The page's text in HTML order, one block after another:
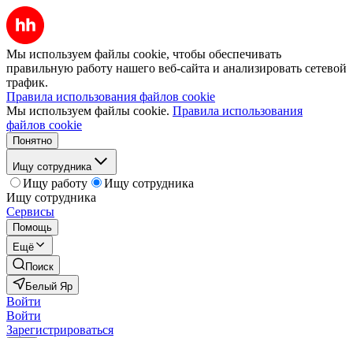
Мы используем файлы cookie, чтобы обеспечивать
правильную работу нашего веб-сайта и анализировать сетевой
трафик.
Правила использования файлов cookie
Мы используем файлы cookie. Правила использования
файлов cookie
Понятно
Ищу сотрудника
Ищу работу
Ищу сотрудника
Ищу сотрудника
Сервисы
Помощь
Ещё
Поиск
Белый Яр
Войти
Войти
Зарегистрироваться